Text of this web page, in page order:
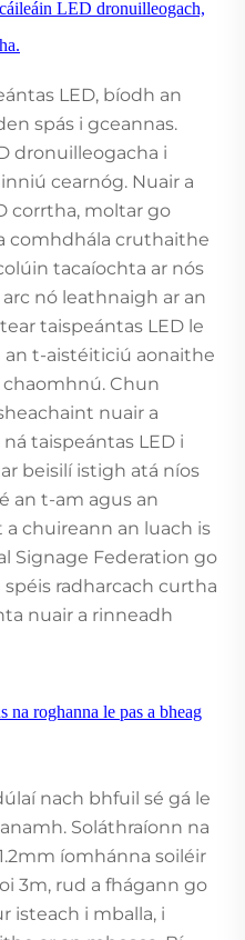
LED dronuilleogach,
LED, bíodh an
spás i gceannas.
dronuilleogacha i
cearnóg. Nuair a
corrtha, moltar go
comhdhála cruthaithe
tacaíochta ar nós
nó leathnaigh ar an
taispeántas LED le
t-aistéiticiú aonaithe
chaomhnú. Chun
nuair a
taispeántas LED i
beisilí istigh atá níos
an t-am agus an
chuireann an luach is
Signage Federation go
spéis radharcach curtha
nuair a rinneadh
na roghanna le pas a bheag
nach bhfuil sé gá le
Soláthraíonn na
íomhánna soiléir
3m, rud a fhágann go
isteach i mballa, i